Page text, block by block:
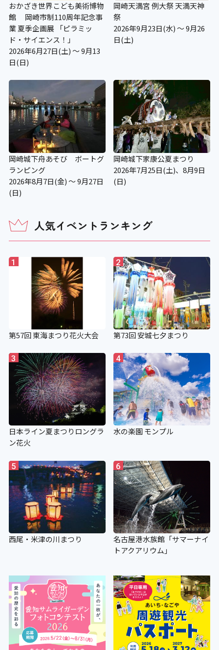
おかざき世界こども美術博物
館 岡崎市制110周年記念事
業 夏季企画展 「ピラミッ
ド・サイエンス！」
2026年6月27日(土) ～ 9月13
日(日)
岡崎天満宮 例大祭 天満天神
祭
2026年9月23日(水) ～ 9月26
日(土)
岡崎城下舟あそび ボートグ
ランピング
2026年8月7日(金) ～ 9月27日
(日)
岡崎城下家康公夏まつり
2026年7月25日(土)、8月9日
(日)
人気イベントランキング
1
第57回 東海まつり花火大会
2
第73回 安城七夕まつり
3
日本ライン夏まつりロングラ
ン花火
4
水の楽園 モンプル
5
西尾・米津の川まつり
6
名古屋港水族館「サマーナイ
トアクアリウム」